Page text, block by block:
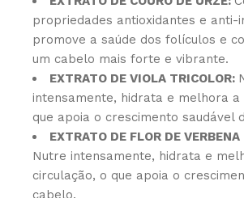
propriedades antioxidantes e anti-
promove a saúde dos folículos e
um cabelo mais forte e vibrante.
EXTRATO DE VIOLA TRICOLOR:
intensamente, hidrata e melhora a
que apoia o crescimento saudável
EXTRATO DE FLOR DE
Nutre intensamente, hidrata e
circulação, o que apoia o
cabelo.